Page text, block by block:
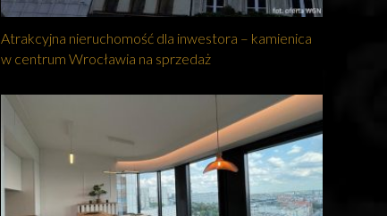
Atrakcyjna nieruchomość dla inwestora – kamienica
w centrum Wrocławia na sprzedaż